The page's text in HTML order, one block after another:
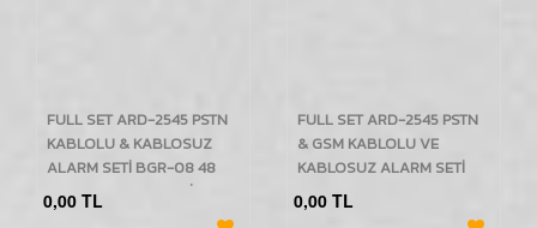
FULL SET ARD-2545 PSTN
KABLOLU & KABLOSUZ
ALARM SETİ BGR-08 48
LED KABLOSUZ POLİS
SİRENLİ
0,00 TL
FULL SET ARD-2545 PSTN
& GSM KABLOLU VE
KABLOSUZ ALARM SETİ
KABLOLU BGR-03 48 LED
POLİS SİRENLİ
0,00 TL